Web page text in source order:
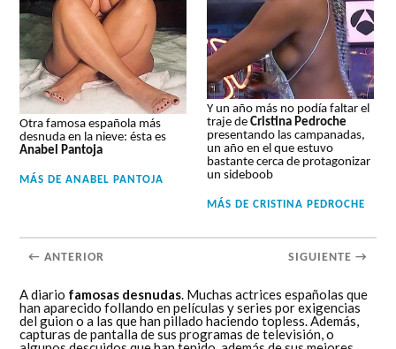
Otra famosa española más
desnuda en la nieve: ésta es
Anabel Pantoja
MÁS DEANABEL PANTOJA
Y un año más no podía faltar el
traje deCristina Pedroche
presentando las campanadas,
un año en el que estuvo
bastante cerca de protagonizar
un sideboob
MÁS DECRISTINA PEDROCHE
← ANTERIOR SIGUIENTE →
A diario famosas desnudas . Muchas actrices españolas que
han aparecido follando en películas y series por exigencias
del guion o a las que han pillado haciendo topless. Además,
capturas de pantalla de sus programas de televisión, o